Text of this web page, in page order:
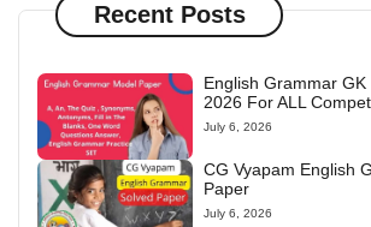
Recent Posts
English Grammar
2026 For ALL
July 6, 2026
CG Vyapam English
Paper
July 6, 2026